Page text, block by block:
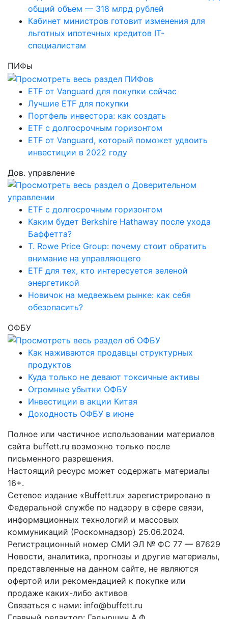
общий объем — 318 млрд рублей
Кабинет министров готовит изменения для
льготных ипотечных кредитов IT-
специалистам
ПИФы
ETF от Vanguard для покупки сейчас
Лучшие ETF для покупки
Портфель инвестора: как создать
ETF с долгосрочным горизонтом
ETF от Vanguard, который поможет удвоить
инвестиции в 2022 году
Дов. управление
ETF с долгосрочным горизонтом
Каким будет Berkshire Hathaway после ухода
Баффетта?
T. Rowe Price Group: почему стоит обратить
внимание на управляющего
ETF для тех, кто интересуется зеленой
энергетикой
Новичок на медвежьем рынке: как себя
обезопасить?
ОФБУ
Как наживаются продавцы структурных
продуктов
Куда только не девают токсичные активы
Огромные убытки ОФБУ
Инвестиции в акции Китая
Доходность ОФБУ в июне
Полное или частичное использовании материалов
сайта buffett.ru возможно только после
письменного разрешения.
Настоящий ресурс может содержать материалы
16+.
Сетевое издание «Buffett.ru» зарегистрировано в
Федеральной службе по надзору в сфере связи,
информационных технологий и массовых
коммуникаций (Роскомнадзор) 25.06.2024.
Регистрационный номер СМИ ЭЛ № ФС 77 — 87629
Новости, аналитика, прогнозы и другие материалы,
представленные на данном сайте, не являются
офертой или рекомендацией к покупке или
продаже каких-либо активов
Связаться с нами: info@buffett.ru